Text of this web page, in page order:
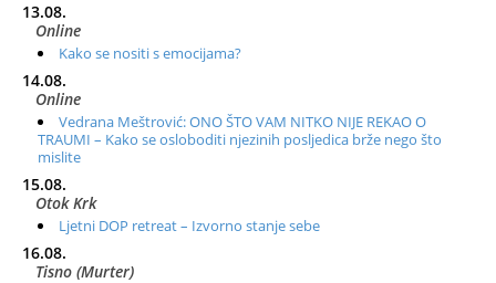
13.08.
Online
Kako se nositi s emocijama?
14.08.
Online
Vedrana Meštrović: ONO ŠTO VAM NITKO NIJE REKAO O
TRAUMI – Kako se osloboditi njezinih posljedica brže nego što
mislite
15.08.
Otok Krk
Ljetni DOP retreat – Izvorno stanje sebe
16.08.
Tisno (Murter)